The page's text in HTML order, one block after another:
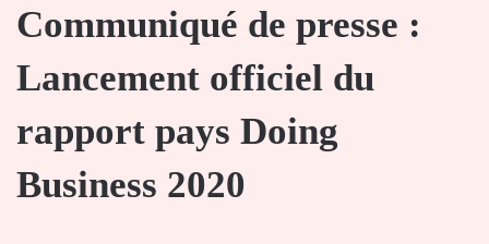
Communiqué de presse :
Lancement officiel du
rapport pays Doing
Business 2020